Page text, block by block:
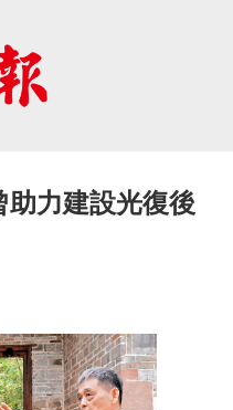
助力建設光復後